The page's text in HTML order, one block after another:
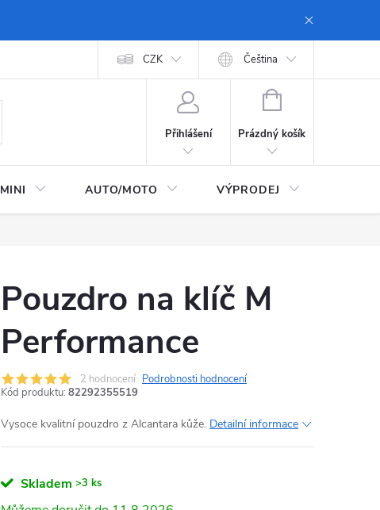
Moje objednávka Zásady ochrany osobních údajů
CZK Čeština
Přihlášení
NÁKUPNÍ
Prázdný košík
MINI AUTO/MOTO VÝPRODEJ
Pouzdro na klíč M
Performance
2 hodnocení Podrobnosti hodnocení
Kód produktu: 82292355519
Vysoce kvalitní pouzdro z Alcantara kůže. Detailní informace
Skladem >3 ks